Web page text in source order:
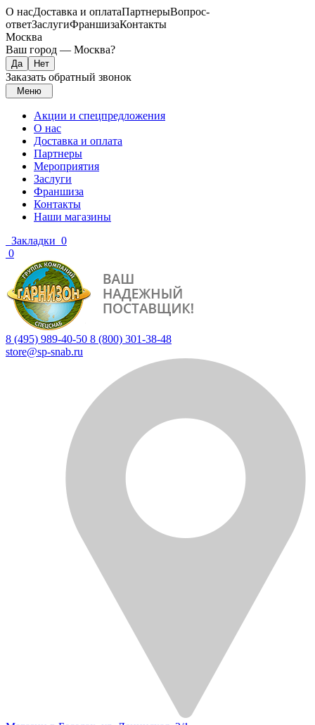
О насДоставка и оплатаПартнерыВопрос-
ответЗаслугиФраншизаКонтакты
Москва
Ваш город — Москва?
Заказать обратный звонок
Меню
Акции и спецпредложения
О нас
Доставка и оплата
Партнеры
Мероприятия
Заслуги
Франшиза
Контакты
Наши магазины
Закладки 0
0
8 (495) 989-40-50 8 (800) 301-38-48
store@sp-snab.ru